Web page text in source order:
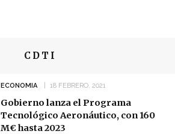
CDTI
ECONOMIA 18 FEBRERO, 2021
Gobierno lanza el Programa
Tecnológico Aeronáutico, con 160
M€ hasta 2023